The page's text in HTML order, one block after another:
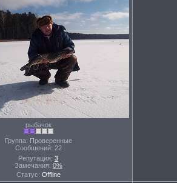
рыбачок
Группа: Проверенные
Сообщений: 22
Репутация: 3
Замечания: 0%
Статус: Offline